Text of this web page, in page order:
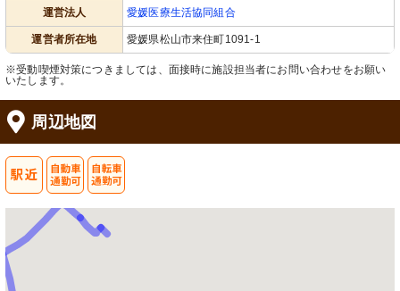
運営法人 愛媛医療生活協同組合
運営者所在地 愛媛県松山市来住町1091-1
※受動喫煙対策につきましては、面接時に施設担当者にお問い合わせをお願い
いたします。
周辺地図